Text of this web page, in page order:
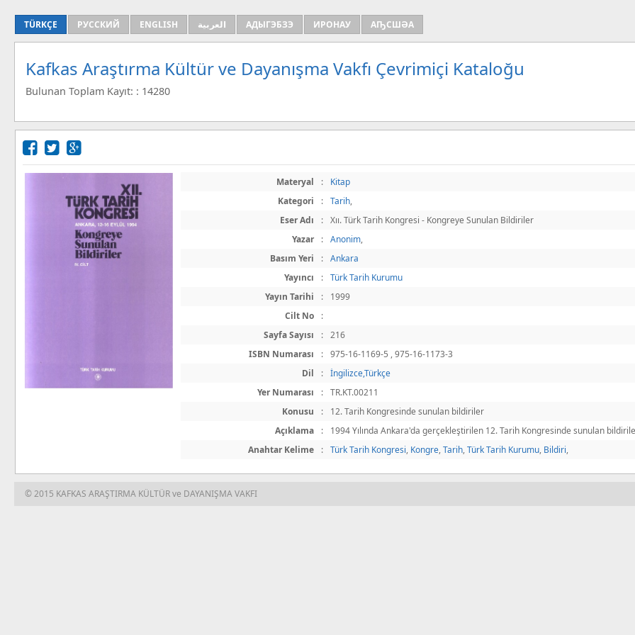
TÜRKÇE РУССКИЙ ENGLISH العربية АДЫГЭБЗЭ ИРОНАУ АҦСШӘА
Kafkas Araştırma Kültür ve Dayanışma Vakfı Çevrimiçi Kataloğu
Bulunan Toplam Kayıt: : 14280
Materyal :
Kitap
Kategori
: Tarih,
Eser Adı
:
Xıı. Türk Tarih Kongresi - Kongreye Sunulan Bildiriler
Yazar
: Anonim,
Basım Yeri
:
Ankara
Yayıncı
:
Türk Tarih Kurumu
Yayın Tarihi
:
1999
Cilt No
:
Sayfa Sayısı
:
216
ISBN Numarası
:
975-16-1169-5 , 975-16-1173-3
Dil
:
İngilizce,Türkçe
Yer Numarası
:
TR.KT.00211
Konusu
:
12. Tarih Kongresinde sunulan bildiriler
Açıklama
:
1994 Yılında Ankara'da gerçekleştirilen 12. Tarih Kongresinde sunulan
Anahtar Kelime
: Türk Tarih Kongresi, Kongre,Tarih,Türk Tarih Kurumu, Bildiri,
© 2015 KAFKAS ARAŞTIRMA KÜLTÜR ve DAYANIŞMA VAKFI